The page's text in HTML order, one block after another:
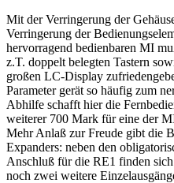
Mit der Verringerung der
Verringerung der
hervorragend bedienbaren MI
z.T. doppelt belegten Tastern
großen LC-Display
Parameter gerät so häufig zum
Abhilfe schafft hier die
weiterer 700 Mark für eine der
Mehr Anlaß zur Freude gibt die
Expanders: neben den
Anschluß für die RE1 finden
noch zwei weitere